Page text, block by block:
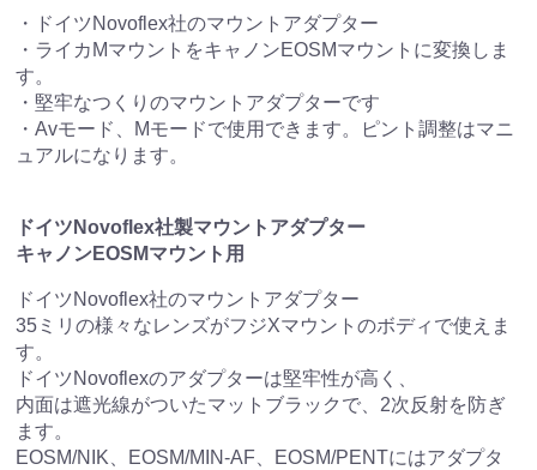
・ドイツNovoflex社のマウントアダプター
・ライカMマウントをキャノンEOSMマウントに変換しま
す。
・堅牢なつくりのマウントアダプターです
・Avモード、Mモードで使用できます。ピント調整はマニ
ュアルになります。
ドイツNovoflex社製マウントアダプター
キャノンEOSMマウント用
ドイツNovoflex社のマウントアダプター
35ミリの様々なレンズがフジXマウントのボディで使えま
す。
ドイツNovoflexのアダプターは堅牢性が高く、
内面は遮光線がついたマットブラックで、2次反射を防ぎ
ます。
EOSM/NIK、EOSM/MIN-AF、EOSM/PENTにはアダプタ